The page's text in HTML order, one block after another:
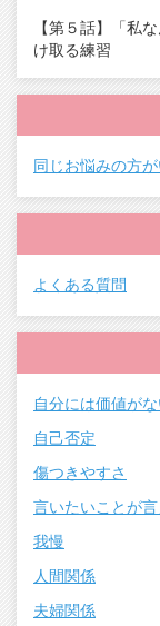
【第５話】「私
け取る練習
同じお悩みの方
よくある質問
自分には価値が
自己否定
傷つきやすさ
言いたいことが
我慢
人間関係
夫婦関係